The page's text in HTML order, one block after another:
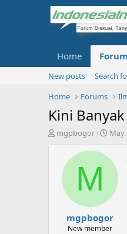
Home
New posts
Search
Home
Forums
Kini
T
mgpbogor
S
r
a
e
May
M
mgpbogor
New member